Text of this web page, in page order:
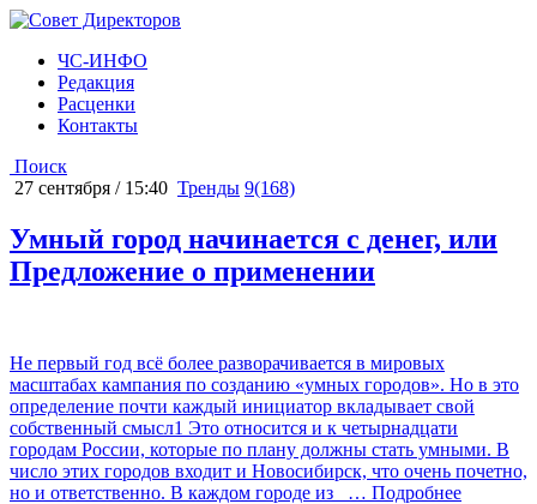
ЧС-ИНФО
Редакция
Расценки
Контакты
Поиск
27 сентября / 15:40 Тренды 9(168)
Умный город начинается с денег, или
Предложение о применении
Не первый год всё более разворачивается в мировых
масштабах кампания по созданию «умных городов». Но в это
определение почти каждый инициатор вкладывает свой
собственный смысл1 Это относится и к четырнадцати
городам России, которые по плану должны стать умными. В
число этих городов входит и Новосибирск, что очень почетно,
но и ответственно. В каждом городе из
… Подробнее